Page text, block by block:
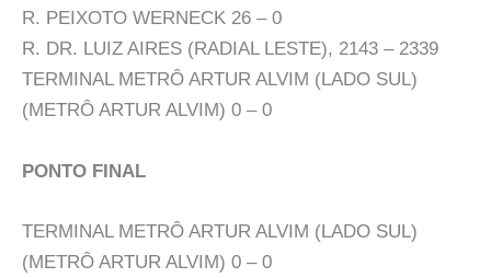
R. PEIXOTO WERNECK 26 – 0
R. DR. LUIZ AIRES (RADIAL LESTE), 2143 – 2339
TERMINAL METRÔ ARTUR ALVIM (LADO SUL)
(METRÔ ARTUR ALVIM) 0 – 0
PONTO FINAL
TERMINAL METRÔ ARTUR ALVIM (LADO SUL)
(METRÔ ARTUR ALVIM) 0 – 0